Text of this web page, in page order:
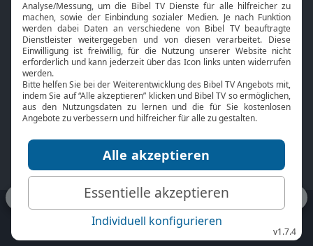
Nächster Gottesdienst
Bibel TV
Über uns
Jobs
Mediadaten
Service
Kontakt
TV-Empfang
bibeltv.de: Impressum
Datenschutz
Nutzungsbedingungen
Fakten Bibel TV App